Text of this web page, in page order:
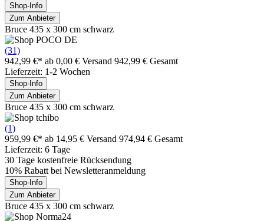
Shop-Info
Zum Anbieter
Bruce 435 x 300 cm schwarz
(31)
942,99 €* ab 0,00 € Versand 942,99 € Gesamt
Lieferzeit: 1-2 Wochen
Shop-Info
Zum Anbieter
Bruce 435 x 300 cm schwarz
(1)
959,99 €* ab 14,95 € Versand 974,94 € Gesamt
Lieferzeit: 6 Tage
30 Tage kostenfreie Rücksendung
10% Rabatt bei Newsletteranmeldung
Shop-Info
Zum Anbieter
Bruce 435 x 300 cm schwarz